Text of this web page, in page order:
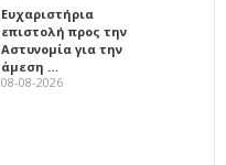
Ευχαριστήρια
επιστολή προς την
Αστυνομία για την
άμεση …
08-08-2026